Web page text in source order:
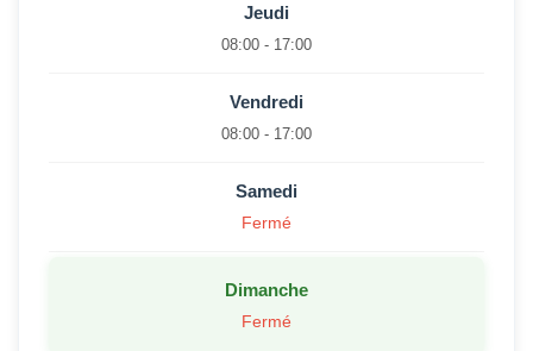
Jeudi
08:00 - 17:00
Vendredi
08:00 - 17:00
Samedi
Fermé
Dimanche
Fermé